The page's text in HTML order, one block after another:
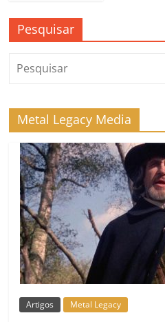
Pesquisar
Metal Legacy Media
Artigos Metal Legacy